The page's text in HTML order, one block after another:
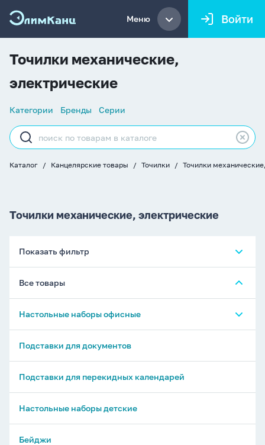
Меню Войти
Точилки механические,
электрические
Список
Категории Бренды Серии
Строка
поиска
Каталог Канцелярские товары Точилки Точилки
Точилки механические, электрические
Показать фильтр
Все товары
Настольные наборы офисные
Настольные органайзеры - без наполнения
Подставки для документов
Подставки для перекидных календарей
Настольные наборы детские
Бейджи